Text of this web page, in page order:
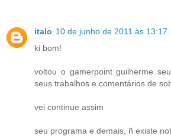
italo 10 de junho de 2011 às 13:17
ki bom!
voltou o gamerpoint guilherme
seus trabalhos e comentários de
vei continue assim
seu programa e demais, ñ existe